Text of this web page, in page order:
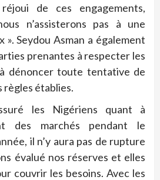
de ces engagements,
n’assisterons pas à une
». Seydou Asman a également
prenantes à respecter les
dénoncer toute tentative de
établies.
les Nigériens quant à
des marchés pendant le
il n’y aura pas de rupture
évalué nos réserves et elles
couvrir les besoins. Avec les